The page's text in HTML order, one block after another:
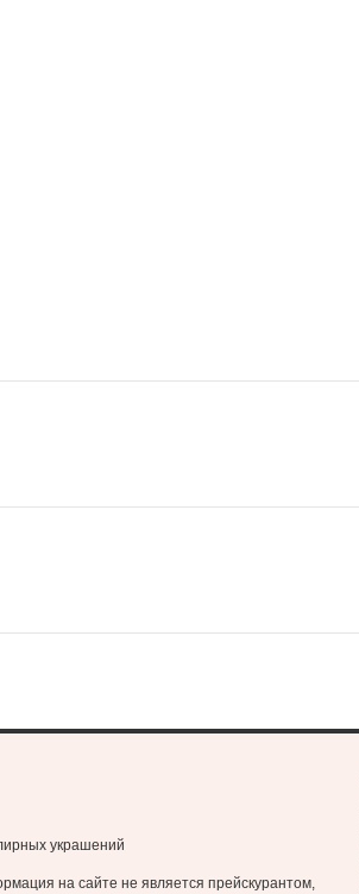
украшений
на сайте не является прейскурантом,